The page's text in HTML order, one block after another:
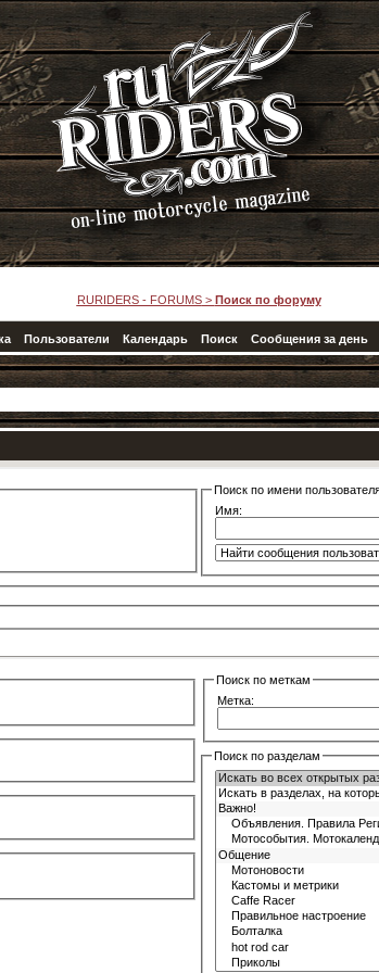
RURIDERS - FORUMS> Поиск по форуму
Пользователи Календарь Поиск Сообщения за день
Поиск по имени
Имя:
Поиск по меткам
Метка:
Поиск по разделам